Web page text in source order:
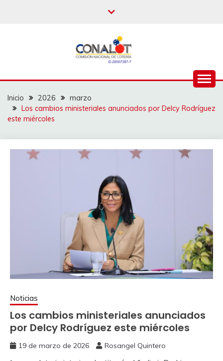
Inicio 2026
marzo
Los cambios ministeriales anunciados por Delcy Rodríguez
este miércoles
Noticias
Los cambios ministeriales anunciados
por Delcy Rodríguez este miércoles
19 de marzo de 2026 Rosangel Quintero